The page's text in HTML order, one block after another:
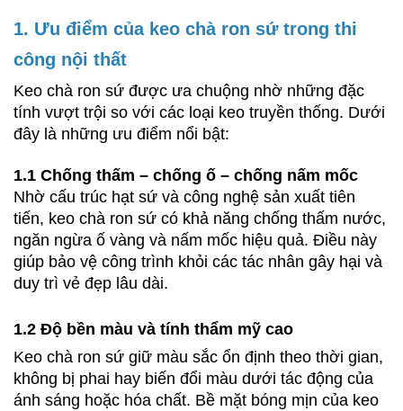
1. Ưu điểm của keo chà ron sứ trong thi
công nội thất
Keo chà ron sứ được ưa chuộng nhờ những đặc
tính vượt trội so với các loại keo truyền thống. Dưới
đây là những ưu điểm nổi bật:
1.1 Chống thấm – chống ố – chống nấm mốc
Nhờ cấu trúc hạt sứ và công nghệ sản xuất tiên
tiến, keo chà ron sứ có khả năng chống thấm nước,
ngăn ngừa ố vàng và nấm mốc hiệu quả. Điều này
giúp bảo vệ công trình khỏi các tác nhân gây hại và
duy trì vẻ đẹp lâu dài.
1.2 Độ bền màu và tính thẩm mỹ cao
Keo chà ron sứ giữ màu sắc ổn định theo thời gian,
không bị phai hay biến đổi màu dưới tác động của
ánh sáng hoặc hóa chất. Bề mặt bóng mịn của keo